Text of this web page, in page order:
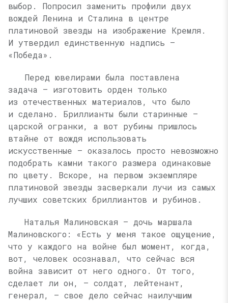
выбор. Попросил заменить профили двух
вождей Ленина и Сталина в центре
платиновой звезды на изображение Кремля.
И утвердил единственную надпись —
«Победа».
Перед ювелирами была поставлена
задача — изготовить орден только
из отечественных материалов, что было
и сделано. Бриллианты были старинные —
царской огранки, а вот рубины пришлось
втайне от вождя использовать
искусственные — оказалось просто невозможно
подобрать камни такого размера одинаковые
по цвету. Вскоре, на первом экземпляре
платиновой звезды засверкали лучи из самых
лучших советских бриллиантов и рубинов.
Наталья Малиновская — дочь маршала
Малиновского: «Есть у меня такое ощущение,
что у каждого на войне был момент, когда,
вот, человек осознавал, что сейчас вся
война зависит от него одного. От того,
сделает ли он, — солдат, лейтенант,
генерал, — свое дело сейчас наилучшим